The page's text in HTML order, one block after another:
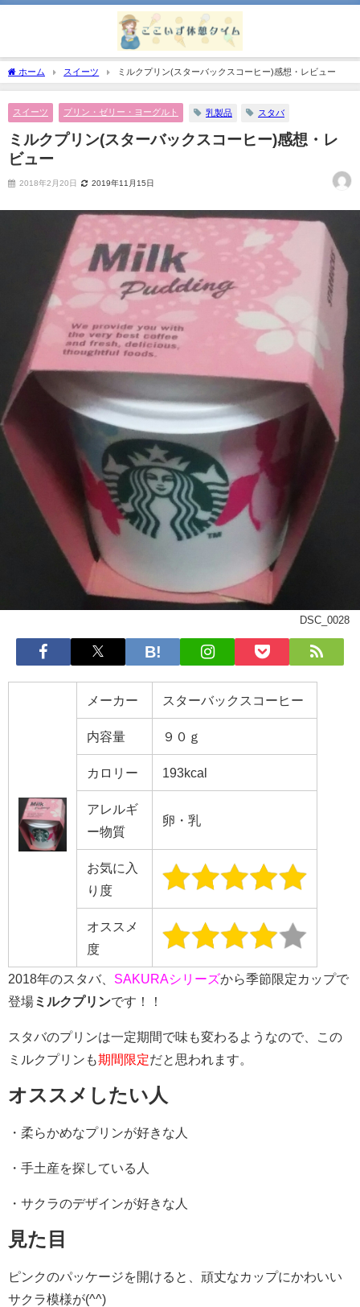
ホーム スイーツ ミルクプリン(スターバックスコーヒー)感想・レビュー
スイーツ プリン・ゼリー・ヨーグルト 乳製品 スタバ
ミルクプリン(スターバックスコーヒー)感想・レ
ビュー
2018年2月20日 2019年11月15日
DSC_0028
メーカー スターバックスコーヒー
内容量 ９０ｇ
カロリー 193kcal
アレルギ
ー物質
卵・乳
お気に入
り度
オススメ
度
2018年のスタバ、 SAKURAシリーズから季節限定カップで
登場ミルクプリンです！！
スタバのプリンは一定期間で味も変わるようなので、この
ミルクプリンも期間限定だと思われます。
オススメしたい人
・柔らかめなプリンが好きな人
・手土産を探している人
・サクラのデザインが好きな人
見た目
ピンクのパッケージを開けると、頑丈なカップにかわいい
サクラ模様が(^^)